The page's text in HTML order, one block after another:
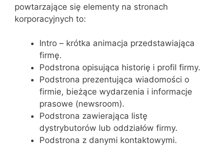
powtarzające się elementy na stronach
korporacyjnych to:
Intro – krótka animacja przedstawiająca
firmę.
Podstrona opisująca historię i profil firmy.
Podstrona prezentująca wiadomości o
firmie, bieżące wydarzenia i informacje
prasowe (newsroom).
Podstrona zawierająca listę
dystrybutorów lub oddziałów firmy.
Podstrona z danymi kontaktowymi.